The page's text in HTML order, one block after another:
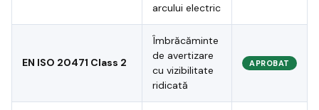
arcului electric
EN ISO 20471 Class 2
Îmbrăcăminte
de avertizare
cu vizibilitate
ridicată
APROBAT